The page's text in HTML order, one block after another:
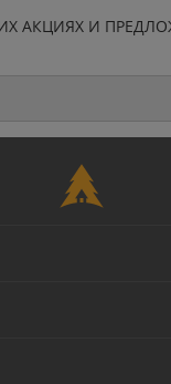
АКЦИЯХ И